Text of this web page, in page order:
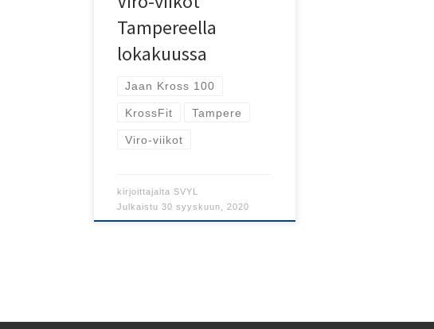
Tampereella
lokakuussa
Jaan Kross 100
KrossFit Tampere
Viro-viikot
kirjoittajaltaSVYL
Julkaistu30 syyskuun, 2020